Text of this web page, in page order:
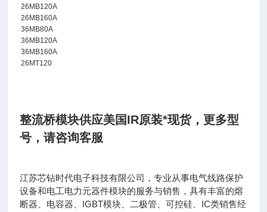
26MB120A
26MB160A
36MB80A
36MB120A
36MB160A
26MT120
整流桥模块供应美国IR原装*现货， 更多型
号，请咨询客服
江苏芯钻时代电子科技有限公司，专业从事电气线路保护
设备和电工电力元器件模块的服务与销售，具有丰富的熔
断器、电容器、IGBT模块、二极管、可控硅、IC类销售经